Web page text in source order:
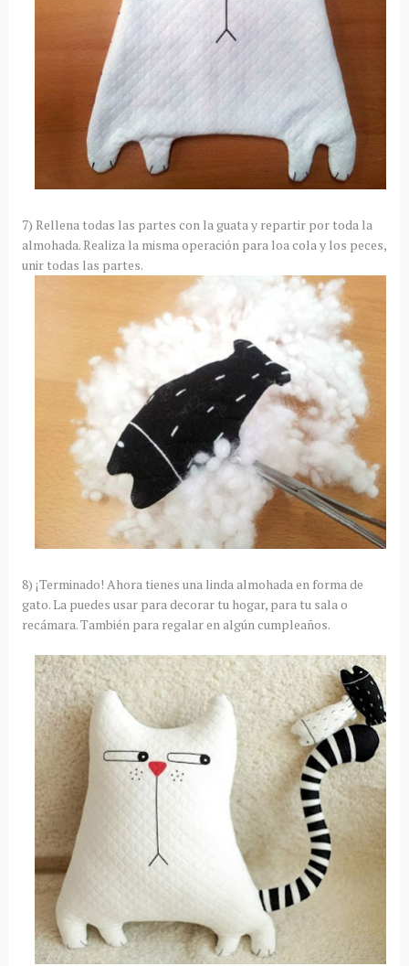
7) Rellena todas las partes con la guata y repartir por toda la
almohada. Realiza la misma operación para loa cola y los peces,
unir todas las partes.
8) ¡Terminado! Ahora tienes una linda almohada en forma de
gato. La puedes usar para decorar tu hogar, para tu sala o
recámara. También para regalar en algún cumpleaños.